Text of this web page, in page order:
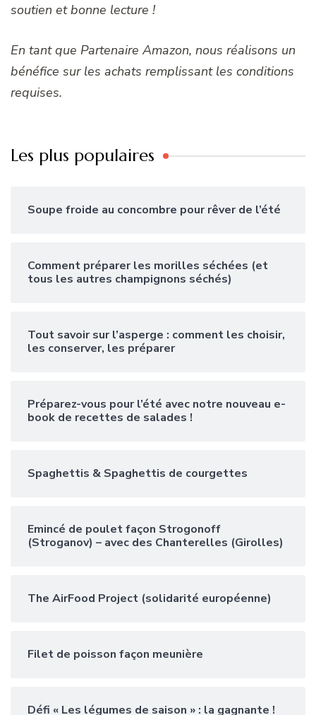
soutien et bonne lecture !
En tant que Partenaire Amazon, nous réalisons un
bénéfice sur les achats remplissant les conditions
requises.
Les plus populaires
Soupe froide au concombre pour rêver de l’été
Comment préparer les morilles séchées (et
tous les autres champignons séchés)
Tout savoir sur l’asperge : comment les choisir,
les conserver, les préparer
Préparez-vous pour l’été avec notre nouveau e-
book de recettes de salades !
Spaghettis & Spaghettis de courgettes
Emincé de poulet façon Strogonoff
(Stroganov) – avec des Chanterelles (Girolles)
The AirFood Project (solidarité européenne)
Filet de poisson façon meunière
Défi « Les légumes de saison » : la gagnante !